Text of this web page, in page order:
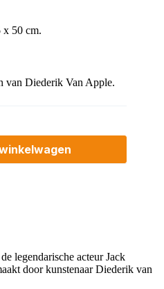
x 50 cm.
van Diederik Van Apple.
legendarische acteurJack
door kunstenaar Diederik van